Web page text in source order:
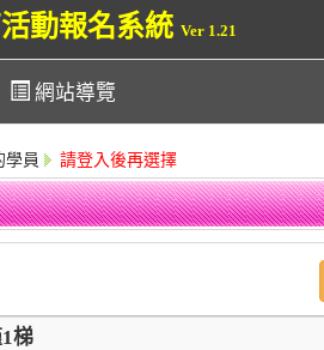
動報名系統 Ver 1.21
網站導覽
學員 請登入後再選擇
梯